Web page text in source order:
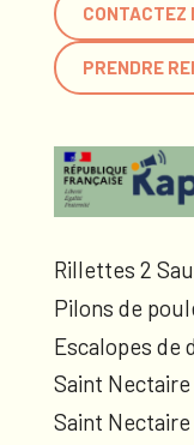
CONTACTEZ
PRENDRE
Rillettes 2
Pilons de
Escalopes de
Saint
Saint